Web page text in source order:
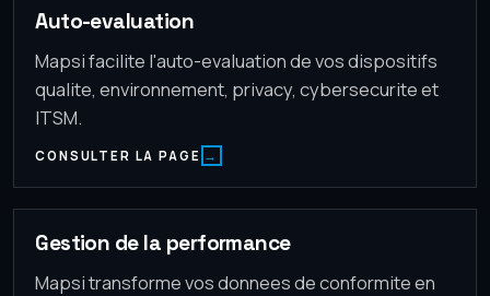
Auto-evaluation
Mapsi facilite l'auto-evaluation de vos dispositifs
qualite, environnement, privacy, cybersecurite et
ITSM.
CONSULTER LA PAGE
Gestion de la performance
Mapsi transforme vos donnees de conformite en